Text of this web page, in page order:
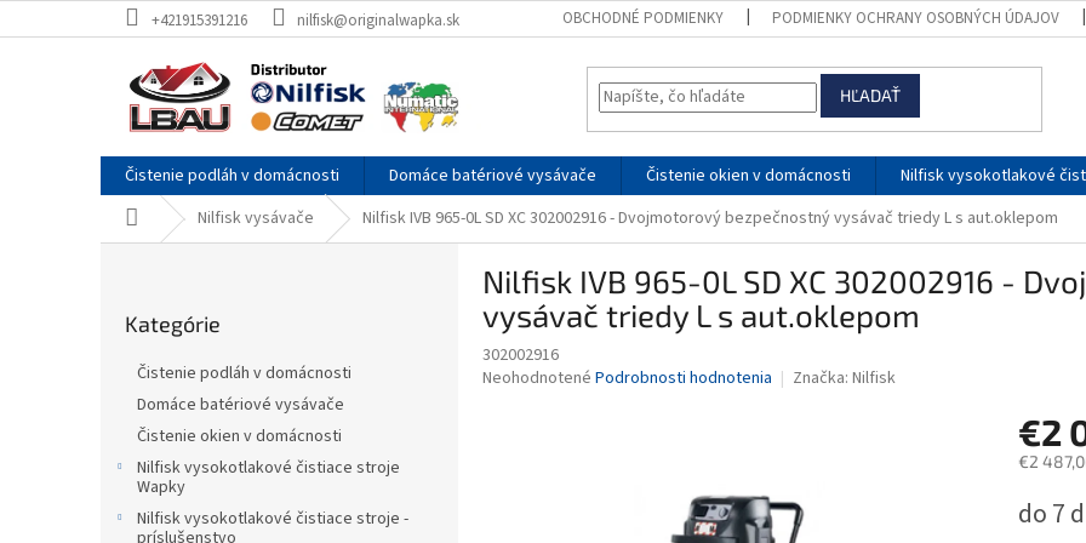
na
+421915391216 nilfisk@originalwapka.sk OBCHODNÉ PODMIENKY PODMIENKY OCHRANY OSOBNÝCH ÚDAJOV
HĽADAŤ
Čistenie podláh v domácnosti Domáce batériové vysávače Čistenie okien v domácnosti Nilfisk vysokotlakové
DomovNilfisk vysávače Nilfisk IVB 965-0L SD XC 302002916 - Dvojmotorový bezpečnostný vysávač triedy L s aut.oklepom
kategórie
Kategórie
Čistenie podláh v domácnosti
Domáce batériové vysávače
Čistenie okien v domácnosti
Nilfisk vysokotlakové čistiace stroje
Wapky
Nilfisk vysokotlakové čistiace stroje -
príslušenstvo
Nilfisk IVB 965-0L SD XC 302002916 -
vysávač triedy L s aut.oklepom
302002916
Priemerné
Neohodnotené Podrobnosti hodnotenia Značka: Nilfisk
€2
€2
cena:
do 7